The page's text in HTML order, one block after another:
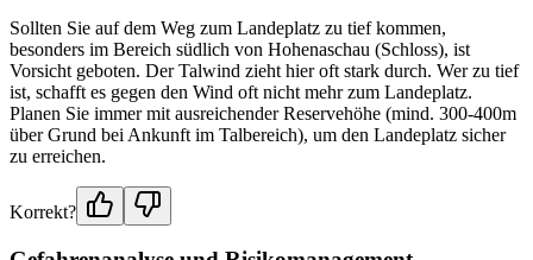
Sollten Sie auf dem Weg zum Landeplatz zu tief kommen,
besonders im Bereich südlich von Hohenaschau (Schloss), ist
Vorsicht geboten. Der Talwind zieht hier oft stark durch. Wer zu tief
ist, schafft es gegen den Wind oft nicht mehr zum Landeplatz.
Planen Sie immer mit ausreichender Reservehöhe (mind. 300-400m
über Grund bei Ankunft im Talbereich), um den Landeplatz sicher
zu erreichen.
Korrekt?